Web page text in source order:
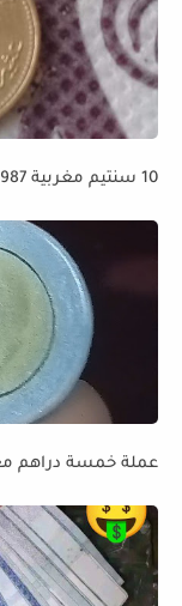
10 سنتيم مغربية 1987 كنشريهوم ب 7000 درهم
عملة خمسة دراهم